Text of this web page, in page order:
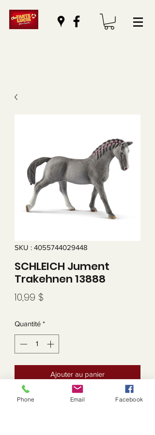
SKU : 4055744029448
SCHLEICH Jument
Trakehnen 13888
10,99 $
Quantité *
Ajouter au panier
HORSE CLUB Jument Trakehnen
Phone Email Facebook